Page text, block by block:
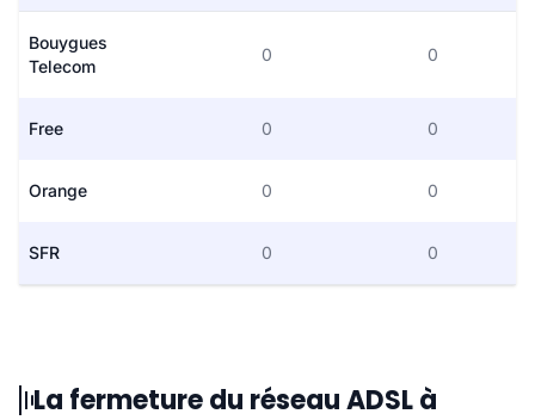
Bouygues
Telecom
0 0
Free 0 0
Orange 0 0
SFR 0 0
La fermeture du réseau ADSL à